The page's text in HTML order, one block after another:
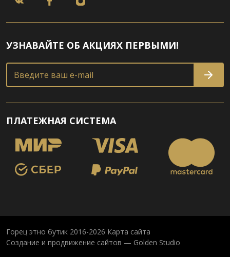
УЗНАВАЙТЕ ОБ АКЦИЯХ ПЕРВЫМИ!
Введите ваш e-mail
ПЛАТЕЖНАЯ СИСТЕМА
Горец этно бутик 2016-2026 Карта сайта
Создание и продвижение сайтов — Golden Studio